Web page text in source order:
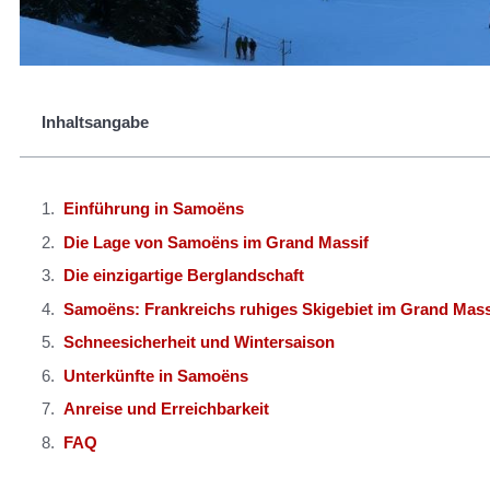
Inhaltsangabe
Einführung in Samoëns
Die Lage von Samoëns im Grand Massif
Die einzigartige Berglandschaft
Samoëns: Frankreichs ruhiges Skigebiet im Grand
Schneesicherheit und Wintersaison
Unterkünfte in Samoëns
Anreise und Erreichbarkeit
FAQ